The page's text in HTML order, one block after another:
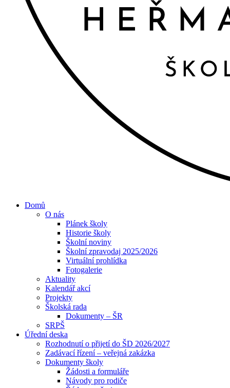
Domů
O nás
Plánek školy
Historie školy
Školní noviny
Školní zpravodaj 2025/2026
Virtuální prohlídka
Fotogalerie
Aktuality
Kalendář akcí
Projekty
Školská rada
Dokumenty – ŠR
SRPŠ
Úřední deska
Rozhodnutí o přijetí do ŠD 2026/2027
Zadávací řízení – veřejná zakázka
Dokumenty školy
Žádosti a formuláře
Návody pro rodiče